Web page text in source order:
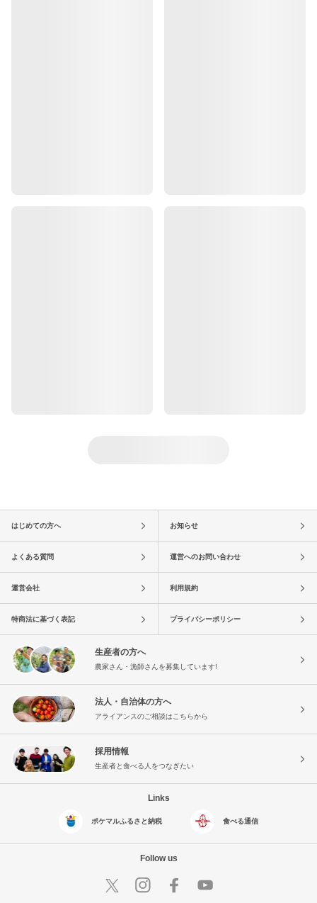
はじめての方へ お知らせ
よくある質問 運営へのお問い合わせ
運営会社 利用規約
特商法に基づく表記 プライバシーポリシー
生産者の方へ
農家さん・漁師さんを募集しています!
法人・自治体の方へ
アライアンスのご相談はこちらから
採用情報
生産者と食べる人をつなぎたい
Links
ポケマルふるさと納税 食べる通信
Follow us